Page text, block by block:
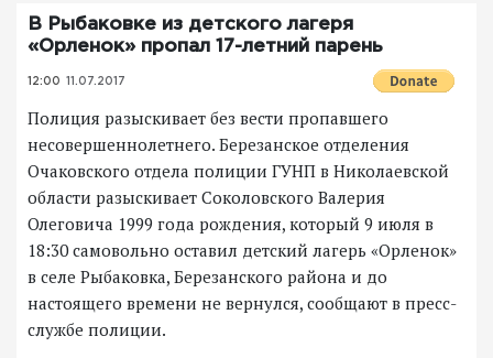
В Рыбаковке из детского лагеря
«Орленок» пропал 17-летний парень
12:00 11.07.2017
Полиция разыскивает без вести пропавшего
несовершеннолетнего. Березанское отделения
Очаковского отдела полиции ГУНП в Николаевской
области разыскивает Соколовского Валерия
Олеговича 1999 года рождения, который 9 июля в
18:30 самовольно оставил детский лагерь «Орленок»
в селе Рыбаковка, Березанского района и до
настоящего времени не вернулся, сообщают в пресс-
службе полиции.